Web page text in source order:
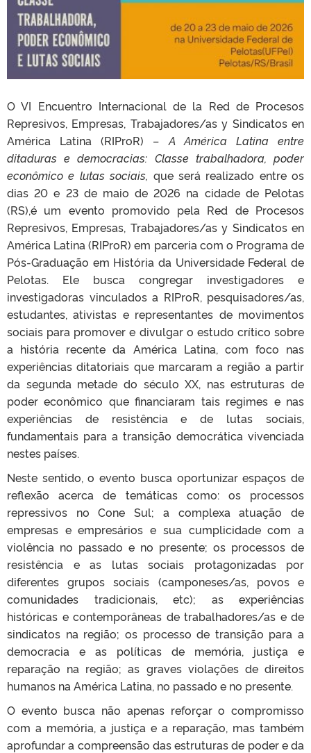
O VI Encuentro Internacional de la Red de Procesos
Represivos, Empresas, Trabajadores/as y Sindicatos en
América Latina (RIProR) – A América Latina entre
ditaduras e democracias: Classe trabalhadora, poder
econômico e lutas sociais, que será realizado entre os
dias 20 e 23 de maio de 2026 na cidade de Pelotas
(RS),é um evento promovido pela Red de Procesos
Represivos, Empresas, Trabajadores/as y Sindicatos en
América Latina (RIProR) em parceria com o Programa de
Pós-Graduação em História da Universidade Federal de
Pelotas. Ele busca congregar investigadores e
investigadoras vinculados a RIProR, pesquisadores/as,
estudantes, ativistas e representantes de movimentos
sociais para promover e divulgar o estudo crítico sobre
a história recente da América Latina, com foco nas
experiências ditatoriais que marcaram a região a partir
da segunda metade do século XX, nas estruturas de
poder econômico que financiaram tais regimes e nas
experiências de resistência e de lutas sociais,
fundamentais para a transição democrática vivenciada
nestes países.
Neste sentido, o evento busca oportunizar espaços de
reflexão acerca de temáticas como: os processos
repressivos no Cone Sul; a complexa atuação de
empresas e empresários e sua cumplicidade com a
violência no passado e no presente; os processos de
resistência e as lutas sociais protagonizadas por
diferentes grupos sociais (camponeses/as, povos e
comunidades tradicionais, etc); as experiências
históricas e contemporâneas de trabalhadores/as e de
sindicatos na região; os processo de transição para a
democracia e as políticas de memória, justiça e
reparação na região; as graves violações de direitos
humanos na América Latina, no passado e no presente.
O evento busca não apenas reforçar o compromisso
com a memória, a justiça e a reparação, mas também
aprofundar a compreensão das estruturas de poder e da